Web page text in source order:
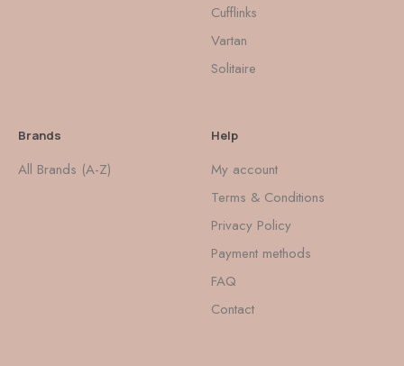
Cufflinks
Vartan
Solitaire
Brands
All Brands (A-Z)
Help
My account
Terms & Conditions
Privacy Policy
Payment methods
FAQ
Contact